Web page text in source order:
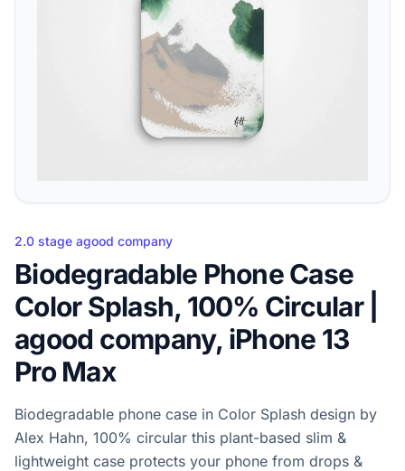
2.0 stage agood company
Biodegradable Phone Case
Color Splash, 100% Circular |
agood company, iPhone 13
Pro Max
Biodegradable phone case in Color Splash design by
Alex Hahn, 100% circular this plant-based slim &
lightweight case protects your phone from drops &